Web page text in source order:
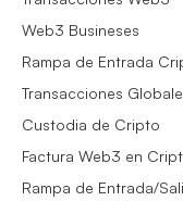
Web3 Busineses
Rampa de Entrada
Transacciones
Custodia de Cripto
Factura Web3 en
Rampa de Entrada/